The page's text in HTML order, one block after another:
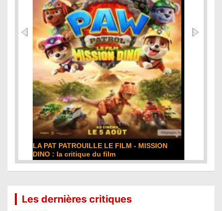
LA PAT PATROUILLE LE FILM - MISSION
DINO : la critique du film
Les dernières critiques